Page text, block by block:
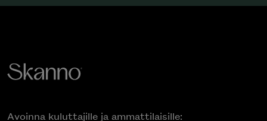
Avoinna kuluttajille ja ammattilaisille: